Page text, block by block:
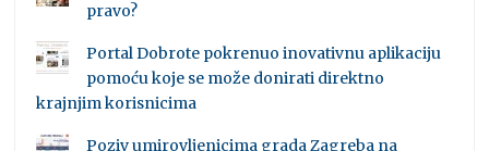
pravo?
Portal Dobrote pokrenuo inovativnu aplikaciju
pomoću koje se može donirati direktno
krajnjim korisnicima
Poziv umirovljenicima grada Zagreba na